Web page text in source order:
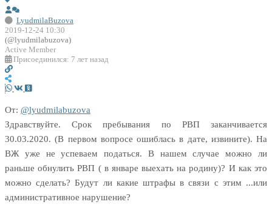
LyudmilaBuzova
2019-12-24 10:30
(@lyudmilabuzova)
Active Member
Присоединился: 7 лет назад
От: @lyudmilabuzova
Здравствуйте. Срок пребывания по РВП заканчивается
30.03.2020. (В первом вопросе ошиблась в дате, извините). На
ВЖ уже не успеваем податься. В нашем случае можно ли
раньше обнулить РВП ( в январе выехать на родину)? И как это
можно сделать? Будут ли какие штрафы в связи с этим ...или
административное нарушение?